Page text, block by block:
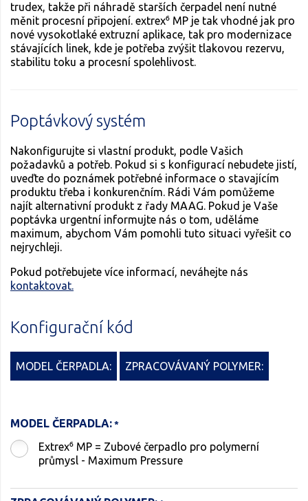
trudex, takže při náhradě starších čerpadel není nutné
měnit procesní připojení. extrex⁶ MP je tak vhodné jak pro
nové vysokotlaké extruzní aplikace, tak pro modernizace
stávajících linek, kde je potřeba zvýšit tlakovou rezervu,
stabilitu toku a procesní spolehlivost.
Poptávkový systém
Nakonfigurujte si vlastní produkt, podle Vašich
požadavků a potřeb. Pokud si s konfigurací nebudete jistí,
uveďte do poznámek potřebné informace o stavajícím
produktu třeba i konkurenčním. Rádi Vám pomůžeme
najít alternativní produkt z řady MAAG. Pokud je Vaše
poptávka urgentní informujte nás o tom, uděláme
maximum, abychom Vám pomohli tuto situaci vyřešit co
nejrychleji.
Pokud potřebujete více informací, neváhejte nás
kontaktovat.
Konfigurační kód
MODEL ČERPADLA: ZPRACOVÁVANÝ POLYMER:
MODEL ČERPADLA:
Extrex⁶ MP = Zubové čerpadlo pro polymerní
průmysl - Maximum Pressure